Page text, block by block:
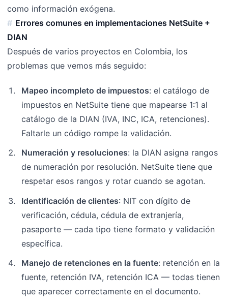
como información exógena.
Errores comunes en implementaciones NetSuite +
DIAN
Después de varios proyectos en Colombia, los
problemas que vemos más seguido:
Mapeo incompleto de impuestos: el catálogo de
impuestos en NetSuite tiene que mapearse 1:1 al
catálogo de la DIAN (IVA, INC, ICA, retenciones).
Faltarle un código rompe la validación.
Numeración y resoluciones: la DIAN asigna rangos
de numeración por resolución. NetSuite tiene que
respetar esos rangos y rotar cuando se agotan.
Identificación de clientes: NIT con dígito de
verificación, cédula, cédula de extranjería,
pasaporte — cada tipo tiene formato y validación
específica.
Manejo de retenciones en la fuente: retención en la
fuente, retención IVA, retención ICA — todas tienen
que aparecer correctamente en el documento.